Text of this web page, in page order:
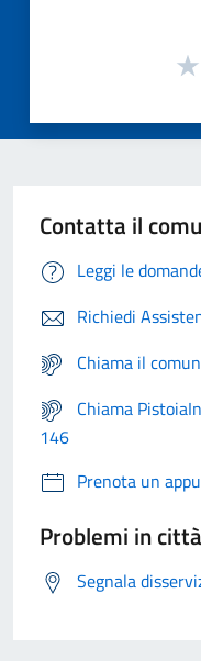
Contatta il
Leggi le
Richiedi
Chiama il
Chiama
146
Prenota un
Problemi in città
Segnala